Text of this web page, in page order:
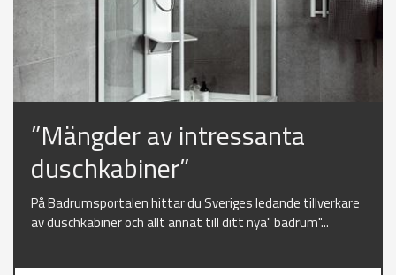
”Mängder av intressanta
duschkabiner”
På Badrumsportalen hittar du Sveriges ledande tillverkare
av duschkabiner och allt annat till ditt nya" badrum"...